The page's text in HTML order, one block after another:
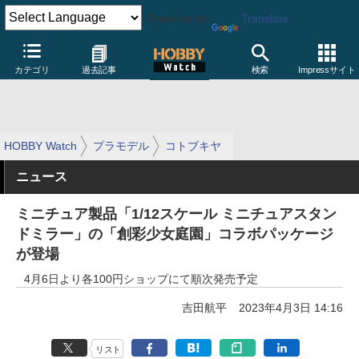
Powered by Translate
カテゴリ 過去記事 検索 Impressサイト
HOBBY Watch プラモデル コトブキヤ
ニュース
ミニチュア製品「1/12スケール ミニチュアスタン
ドミラー」の「創彩少女庭園」コラボパッケージ
が登場
4月6日より各100円ショップにて順次発売予定
吉田航平 2023年4月3日 14:16
リスト